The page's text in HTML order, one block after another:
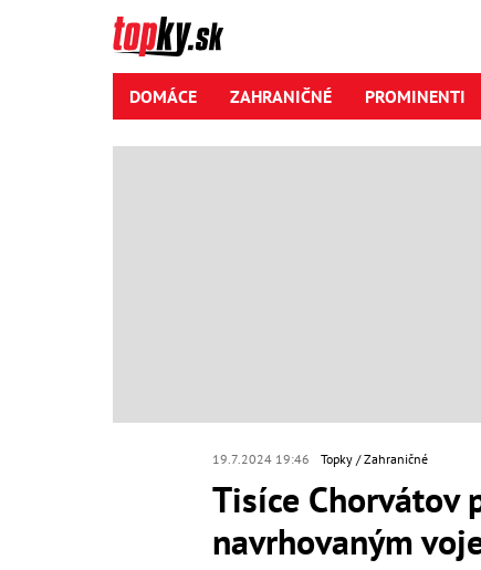
DOMÁCE ZAHRANIČNÉ PROMINENTI
19.7.2024 19:46 Topky Zahraničné
Tisíce
navrhovaným